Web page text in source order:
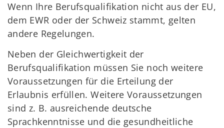
Wenn Ihre Berufsqualifikation nicht aus der EU,
dem EWR oder der Schweiz stammt, gelten
andere Regelungen.
Neben der Gleichwertigkeit der
Berufsqualifikation müssen Sie noch weitere
Voraussetzungen für die Erteilung der
Erlaubnis erfüllen. Weitere Voraussetzungen
sind z. B. ausreichende deutsche
Sprachkenntnisse und die gesundheitliche